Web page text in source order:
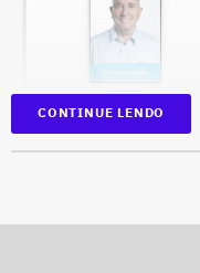
CONTINUE LENDO